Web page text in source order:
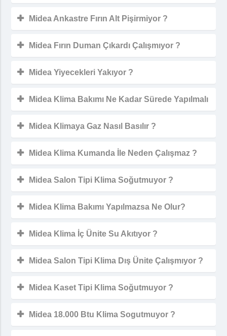
Midea Ankastre Fırın Alt Pişirmiyor ?
Midea Fırın Duman Çıkardı Çalışmıyor ?
Midea Yiyecekleri Yakıyor ?
Midea Klima Bakımı Ne Kadar Sürede Yapılmalı
Midea Klimaya Gaz Nasıl Basılır ?
Midea Klima Kumanda İle Neden Çalışmaz ?
Midea Salon Tipi Klima Soğutmuyor ?
Midea Klima Bakımı Yapılmazsa Ne Olur?
Midea Klima İç Ünite Su Akıtıyor ?
Midea Salon Tipi Klima Dış Ünite Çalışmıyor ?
Midea Kaset Tipi Klima Soğutmuyor ?
Midea 18.000 Btu Klima Sogutmuyor ?